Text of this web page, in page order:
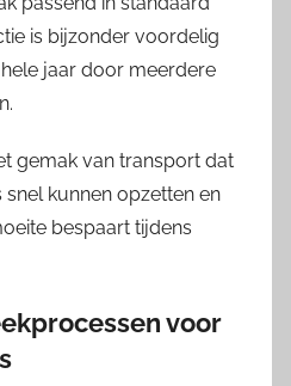
is bijzonder voordelig
jaar door meerdere
gemak van transport dat
kunnen opzetten en
bespaart tijdens
voor